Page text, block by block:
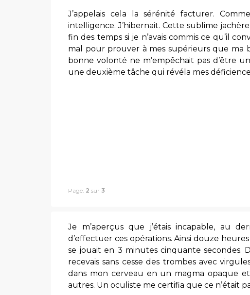
J’appelais cela la sérénité facturer.
intelligence. J’hibernait. Cette sublime
fin des temps si je n’avais commis ce qu’il
mal pour prouver à mes supérieurs que ma
bonne volonté ne m’empêchait pas d’être
une deuxième tâche qui révéla mes
Page: 2 sur 3
Je m’aperçus que j’étais incapable, au
d’effectuer ces opérations. Ainsi douze
se jouait en 3 minutes cinquante secondes.
recevais sans cesse des trombes avec
dans mon cerveau en un magma opaque
autres. Un oculiste me certifia que ce n’était